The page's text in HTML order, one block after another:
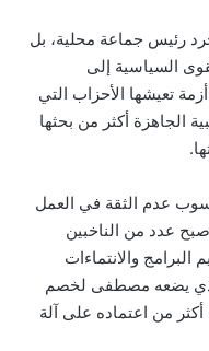
رئيس جماعة محلية، بل
السياسية إلى
تعيشها الأحزاب التي
أكثر من بحثها
عدم الثقة في العمل
عدد من الناخبين
والانتماءات
يضعه مصطفى لخصم
من اعتماده على آلة